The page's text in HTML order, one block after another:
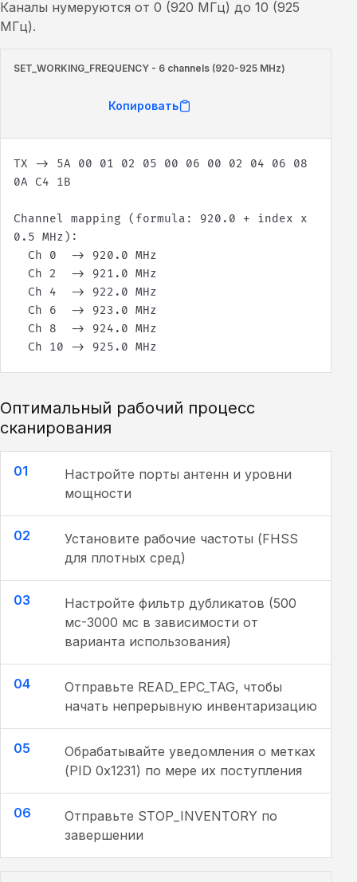
Каналы нумеруются от 0 (920 МГц) до 10 (925
МГц).
SET_WORKING_FREQUENCY - 6 channels (920-925 MHz)
Копировать
TX -> 5A 00 01 02 05 00 06 00 02 04 06 08
Channel mapping (formula: 920.0 + index x
  Ch 10 -> 925.0 MHz
Оптимальный рабочий процесс
сканирования
01
Настройте порты антенн и уровни
мощности
02
Установите рабочие частоты (FHSS
для плотных сред)
03
Настройте фильтр дубликатов (500
мс-3000 мс в зависимости от
варианта использования)
04
Отправьте READ_EPC_TAG, чтобы
начать непрерывную инвентаризацию
05
Обрабатывайте уведомления о метках
(PID 0x1231) по мере их поступления
06
Отправьте STOP_INVENTORY по
завершении